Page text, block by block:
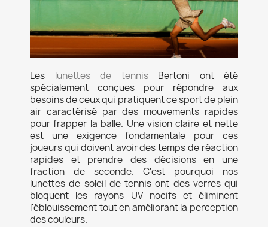
Les lunettes de tennisBertoni ont été
spécialement conçues pour répondre aux
besoins de ceux qui pratiquent ce sport de plein
air caractérisé par des mouvements rapides
pour frapper la balle. Une vision claire et nette
est une exigence fondamentale pour ces
joueurs qui doivent avoir des temps de réaction
rapides et prendre des décisions en une
fraction de seconde. C'est pourquoi nos
lunettes de soleil de tennis ont des verres qui
bloquent les rayons UV nocifs et éliminent
l'éblouissement tout en améliorant la perception
des couleurs.